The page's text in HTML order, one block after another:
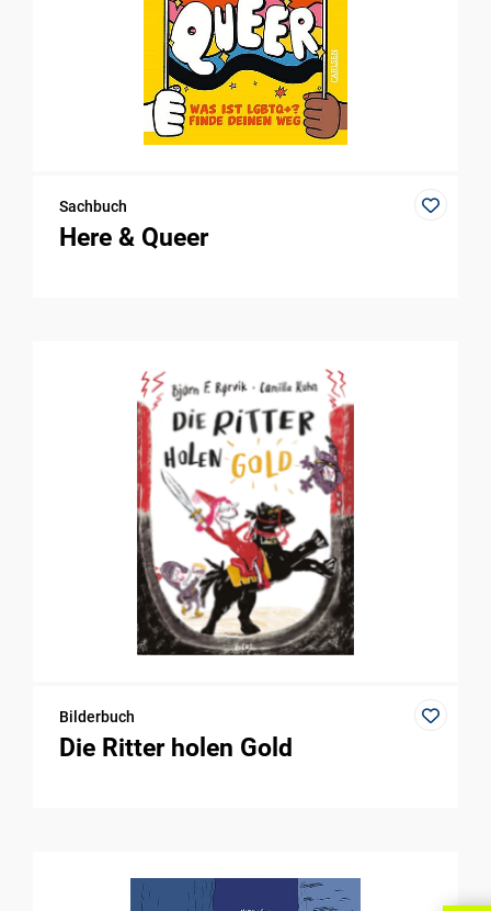
Sachbuch
Here & Queer
Bilderbuch
Die Ritter holen Gold